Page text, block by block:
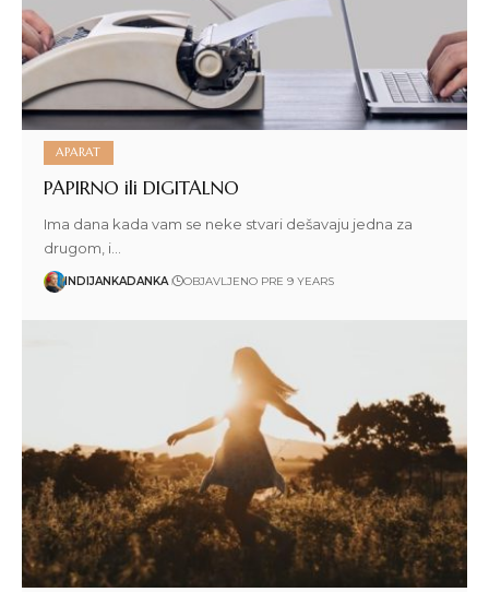
APARAT
PAPIRNO ili DIGITALNO
Ima dana kada vam se neke stvari dešavaju jedna za
drugom, i…
INDIJANKADANKA OBJAVLJENO PRE 9 YEARS